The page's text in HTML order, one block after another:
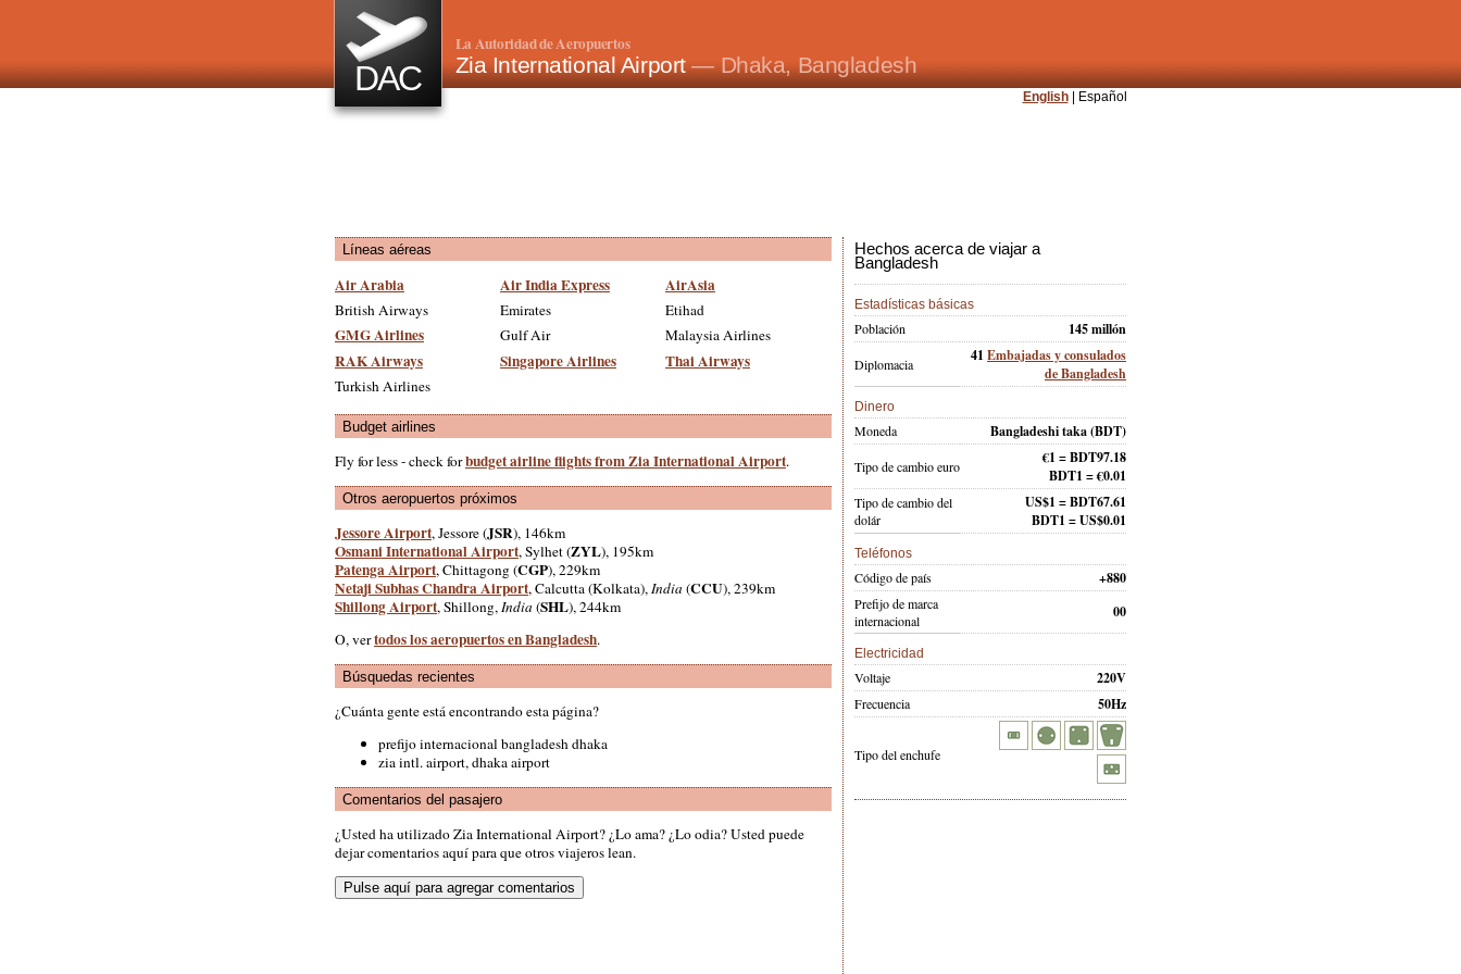
DAC
La Autoridad de Aeropuertos
Zia International Airport— Dhaka, Bangladesh
English| Español
Líneas aéreas
Air Arabia Air India Express AirAsia
British Airways Emirates Etihad
GMG Airlines Gulf Air Malaysia Airlines
RAK Airways Singapore Airlines Thai Airways
Turkish Airlines
Budget airlines
Fly for less - check forbudget airline flights from Zia International Airport.
Otros aeropuertos próximos
Jessore Airport, Jessore (JSR), 146km
Osmani International Airport, Sylhet (ZYL), 195km
Patenga Airport, Chittagong (CGP), 229km
Netaji Subhas Chandra Airport, Calcutta (Kolkata),India (CCU), 239km
Shillong Airport, Shillong,India (SHL), 244km
O, vertodos los aeropuertos en Bangladesh.
Búsquedas recientes
¿Cuánta gente está encontrando esta página?
prefijo internacional bangladesh dhaka
zia intl. airport, dhaka airport
Comentarios del pasajero
¿Usted ha utilizado Zia International Airport? ¿Lo ama? ¿Lo odia? Usted puede
dejar comentarios aquí para que otros viajeros lean.
Hechos acerca de viajar a
Bangladesh
Estadísticas básicas
Población 145 millón
Diplomacia 41 Embajadas y consulados
de Bangladesh
Dinero
Moneda Bangladeshi taka (BDT)
Tipo de cambio euro
€1 = BDT97.18
BDT1 = €0.01
Tipo de cambio del
dolár
US$1 = BDT67.61
BDT1 = US$0.01
Teléfonos
Código de país +880
Prefijo de marca
internacional
00
Electricidad
Voltaje 220V
Frecuencia 50Hz
Tipo del enchufe